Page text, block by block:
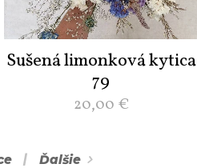
Sušená limonková kytica
79
20,00 €
Ďalšie